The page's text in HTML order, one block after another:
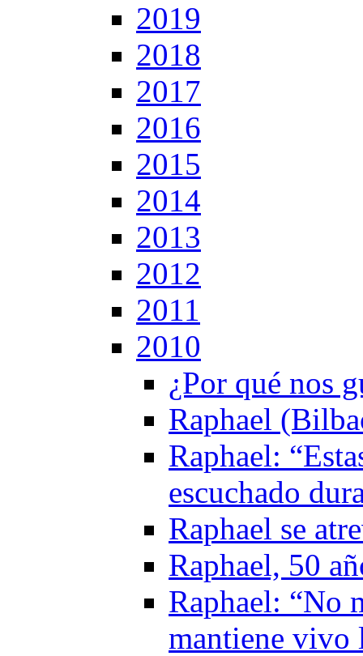
2019
2018
2017
2016
2015
2014
2013
2012
2011
2010
¿Por qué nos
Raphael
Raphael:
escuchado
Raphael se
Raphael, 50
Raphael: “No
mantiene vivo